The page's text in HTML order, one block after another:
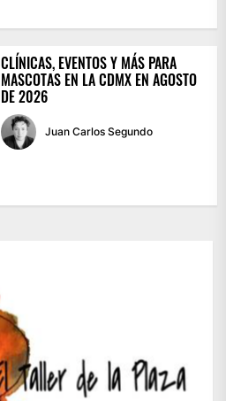
CLÍNICAS, EVENTOS Y MÁS PARA
MASCOTAS EN LA CDMX EN AGOSTO
DE 2026
Juan Carlos Segundo